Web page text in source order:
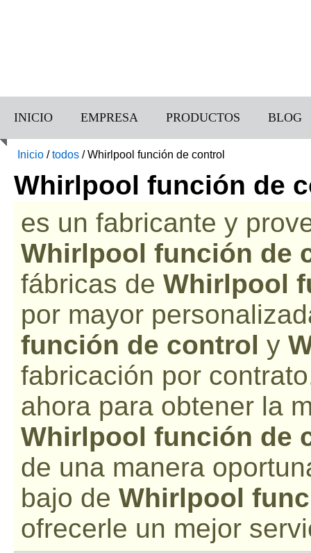
INICIO EMPRESA PRODUCTOS BLOG
Inicio /todos /Whirlpool función de control
Whirlpool función de
es un fabricante y
Whirlpool función de
fábricas de Whirlpool
por mayor
función de control y
fabricación por
ahora para obtener la
Whirlpool función de
de una manera
bajo de Whirlpool
ofrecerle un mejor